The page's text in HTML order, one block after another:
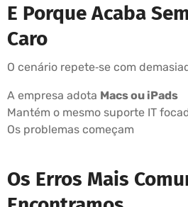
E Porque Acaba
Caro
O cenário repete‑se com
A empresa adota Macs ou iPads
Mantém o mesmo suporte IT
Os problemas começam
Os Erros Mais